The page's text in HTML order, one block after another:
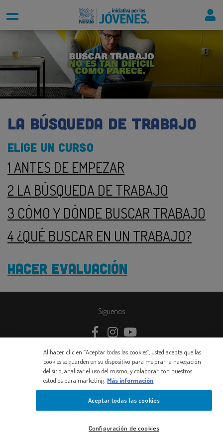
LA BÚSQUEDA DE TRABAJO
ELIGE UN CURSO
1 ANTES DE EMPEZAR
2 LA BÚSQUEDA DE TRABAJO
3 CÓMO Y DÓNDE BUSCAR TRABAJO
4 ¿QUÉ BUSCAR EN UN TRABAJO?
HACER EVALUACIÓN
Síguenos
https://www.facebook.com/NestleContigo/
https://www.instagram.com/
https://www.youtube.com/
© 2026 Nestlé
Aviso de privacidad
Términos y condiciones
Contacto
Al hacer clic en “Aceptar todas las cookies”, usted acepta que las
cookies se guarden en su dispositivo para mejorar la navegación
del sitio, analizar el uso del mismo, y colaborar con nuestros
estudios para marketing. Más información
Configuración de cookies
Aceptar todas las cookies